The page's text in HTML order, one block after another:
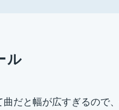
ル
だと幅が広すぎるので、